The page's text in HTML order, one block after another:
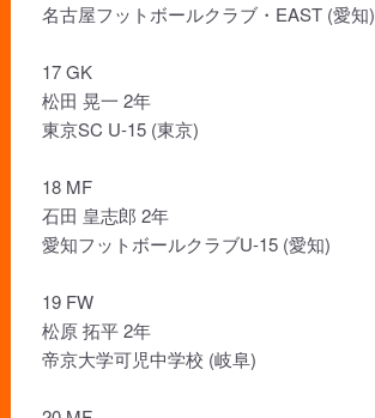
名古屋フットボールクラブ・EAST (愛知)
17 GK
松田 晃一 2年
東京SC U-15 (東京)
18 MF
石田 皇志郎 2年
愛知フットボールクラブU-15 (愛知)
19 FW
松原 拓平 2年
帝京大学可児中学校 (岐阜)